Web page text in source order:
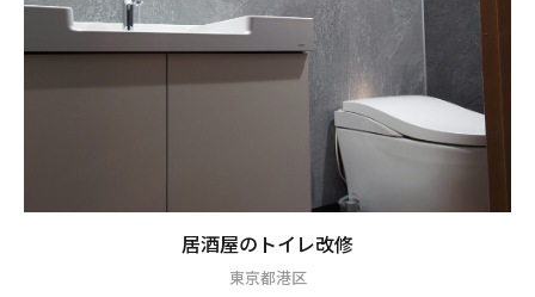
居酒屋のトイレ改修
東京都港区